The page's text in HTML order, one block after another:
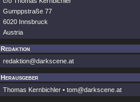
Gumppstraße 77
6020 Innsbruck
Austria
Redaktion
redaktion@darkscene.at
Herausgeber
Thomas Kernbichler • tom@darkscene.at